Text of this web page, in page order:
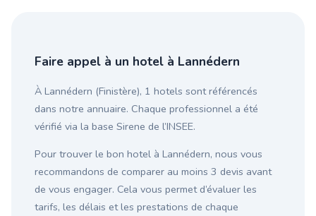
Faire appel à un hotel à Lannédern
À Lannédern (Finistère), 1 hotels sont référencés
dans notre annuaire. Chaque professionnel a été
vérifié via la base Sirene de l’INSEE.
Pour trouver le bon hotel à Lannédern, nous vous
recommandons de comparer au moins 3 devis avant
de vous engager. Cela vous permet d’évaluer les
tarifs, les délais et les prestations de chaque